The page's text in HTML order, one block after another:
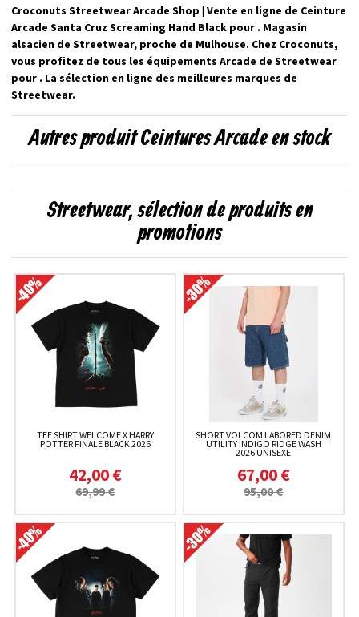
Croconuts Streetwear Arcade Shop | Vente en ligne de Ceinture
Arcade Santa Cruz Screaming Hand Black pour . Magasin
alsacien de Streetwear, proche de Mulhouse. Chez Croconuts,
vous profitez de tous les équipements Arcade de Streetwear
pour . La sélection en ligne des meilleures marques de
Streetwear.
Autres produit Ceintures Arcade en stock
Streetwear, sélection de produits en
promotions
TEE SHIRT WELCOME X HARRY
POTTER FINALE BLACK 2026
42,00 €
69,99 €
SHORT VOLCOM LABORED DENIM
UTILITY INDIGO RIDGE WASH
2026 UNISEXE
67,00 €
95,00 €